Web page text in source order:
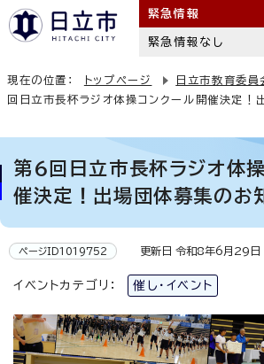
緊急情報
緊急情報なし
現在の位置： トップページ 日立市教育委員
回日立市長杯ラジオ体操コンクール開催決定！
第6回日立市長杯ラジオ体
催決定！出場団体募集のお
ページID1019752 更新日 令和8年6月29日
イベントカテゴリ： 催し・イベント